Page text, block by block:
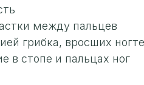
между пальцев
грибка, вросших
в стопе и пальцах ног